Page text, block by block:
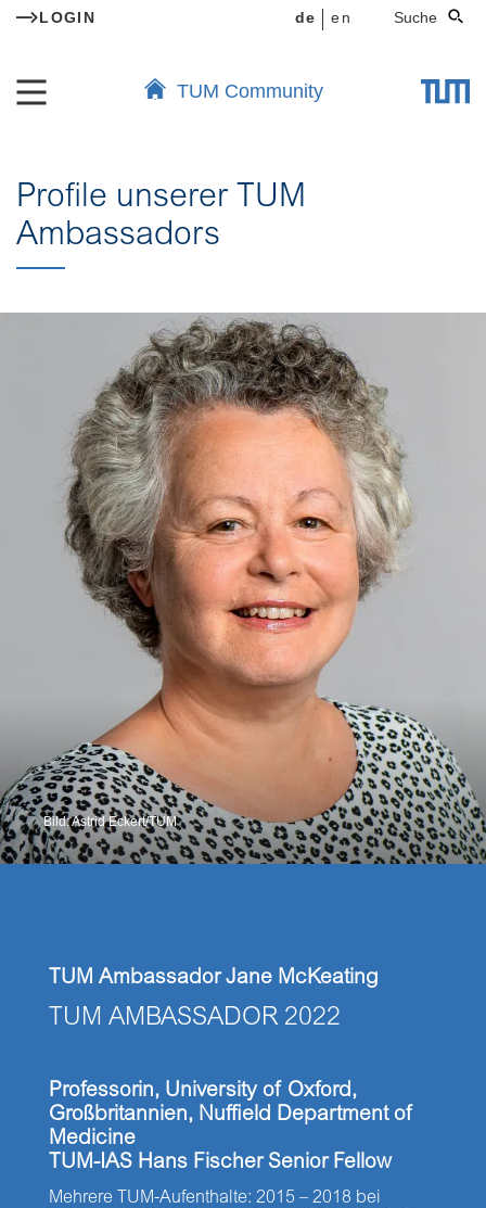
LOGIN de en Suche
TUM Community
Profile unserer TUM
Ambassadors
Bild: Astrid Eckert/TUM
TUM Ambassador Jane McKeating
TUM AMBASSADOR 2022
Professorin, University of Oxford,
Großbritannien, Nuffield Department of
Medicine
TUM-IAS Hans Fischer Senior Fellow
Mehrere TUM-Aufenthalte: 2015 – 2018 bei